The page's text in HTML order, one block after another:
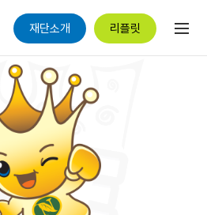
재단소개 리플릿